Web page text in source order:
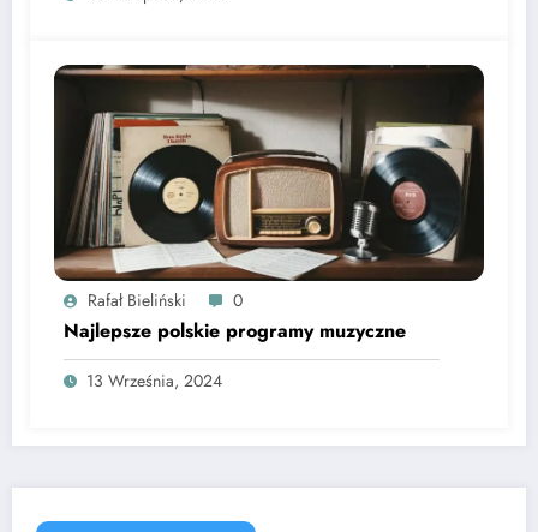
Rafał Bieliński 0
Najlepsze polskie programy muzyczne
13 Września, 2024